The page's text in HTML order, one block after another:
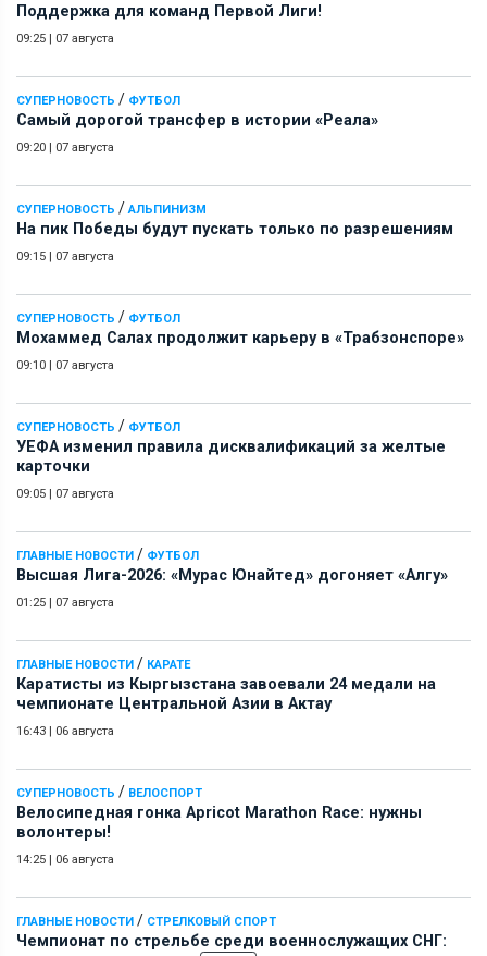
Поддержка для команд Первой Лиги!
09:25 | 07 августа
СУПЕРНОВОСТЬ / ФУТБОЛ
Самый дорогой трансфер в истории «Реала»
09:20 | 07 августа
СУПЕРНОВОСТЬ / АЛЬПИНИЗМ
На пик Победы будут пускать только по разрешениям
09:15 | 07 августа
СУПЕРНОВОСТЬ / ФУТБОЛ
Мохаммед Салах продолжит карьеру в «Трабзонспоре»
09:10 | 07 августа
СУПЕРНОВОСТЬ / ФУТБОЛ
УЕФА изменил правила дисквалификаций за желтые
карточки
09:05 | 07 августа
ГЛАВНЫЕ НОВОСТИ / ФУТБОЛ
Высшая Лига-2026: «Мурас Юнайтед» догоняет «Алгу»
01:25 | 07 августа
ГЛАВНЫЕ НОВОСТИ / КАРАТЕ
Каратисты из Кыргызстана завоевали 24 медали на
чемпионате Центральной Азии в Актау
16:43 | 06 августа
СУПЕРНОВОСТЬ / ВЕЛОСПОРТ
Велосипедная гонка Apricot Marathon Race: нужны
волонтеры!
14:25 | 06 августа
ГЛАВНЫЕ НОВОСТИ / СТРЕЛКОВЫЙ СПОРТ
Чемпионат по стрельбе среди военнослужащих СНГ: